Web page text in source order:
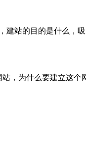
站的目的是什么，
，为什么要建立这